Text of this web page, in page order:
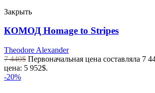
Закрыть
КОМОД Homage to Stripes
Theodore Alexander
7 440$ Первоначальная цена составляла 7
цена: 5 952$.
-20%